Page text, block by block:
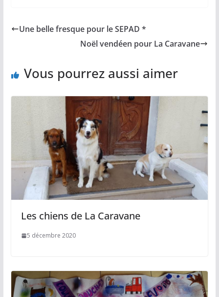
Une belle fresque pour le SEPAD *
Noël vendéen pour La Caravane
Vous pourrez aussi aimer
Les chiens de La Caravane
5 décembre 2020